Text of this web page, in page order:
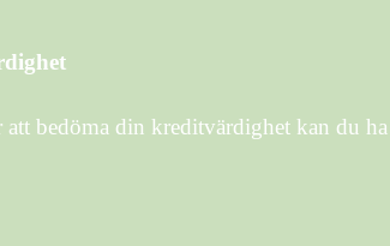
bedöma din kreditvärdighet kan du